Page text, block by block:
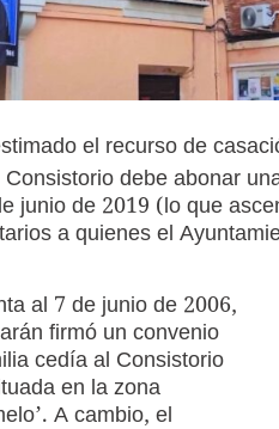
el recurso de
debe abonar
junio de 2019 (lo que
a quienes el
al 7 de junio de 2006,
firmó un convenio
cedía al Consistorio
en la zona
A cambio, el